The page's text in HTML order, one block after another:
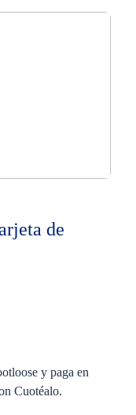
de
y paga en
Cuotéalo.